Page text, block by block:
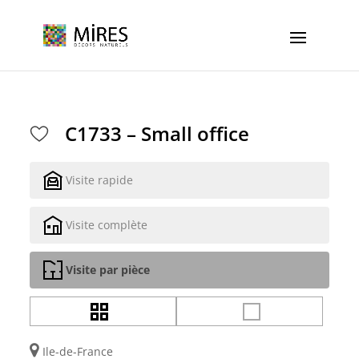
C1733 – Small office
Visite rapide
Visite complète
Visite par pièce
Ile-de-France